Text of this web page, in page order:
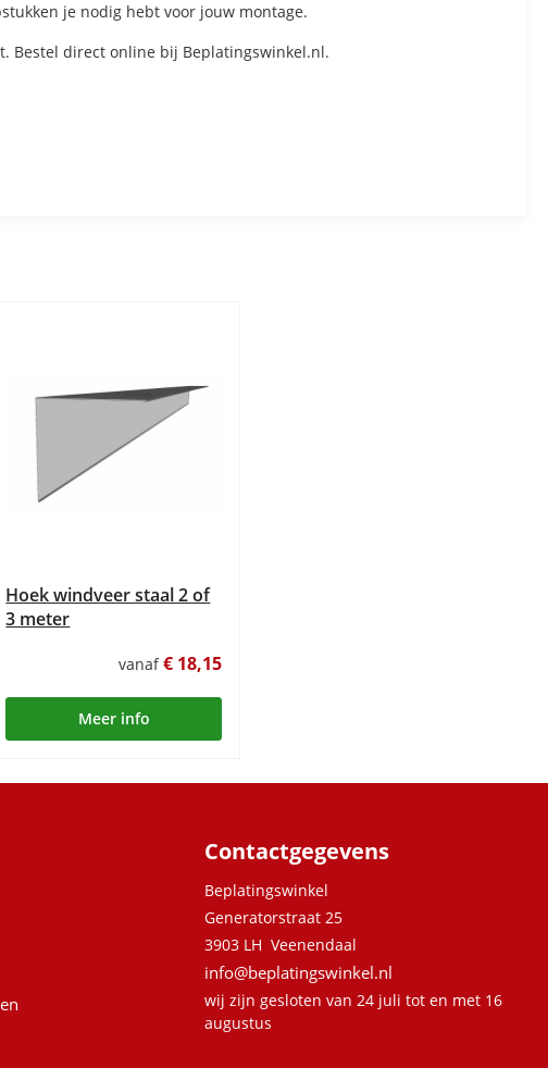
je nodig hebt voor jouw montage.
Bestel direct online bij Beplatingswinkel.nl.
Hoek windveer staal 2 of
3 meter
vanaf€ 18,15
Meer info
Contactgegevens
Beplatingswinkel
Generatorstraat 25
3903 LH Veenendaal
info@beplatingswinkel.nl
wij zijn gesloten van 24 juli tot en met 16
augustus